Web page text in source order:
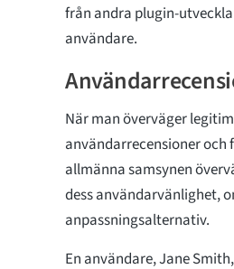
från andra plugin-
användare.
När man överväger
användarrecensioner och
allmänna samsynen
dess användarvänlighet,
anpassningsalternativ.
En användare, Jane